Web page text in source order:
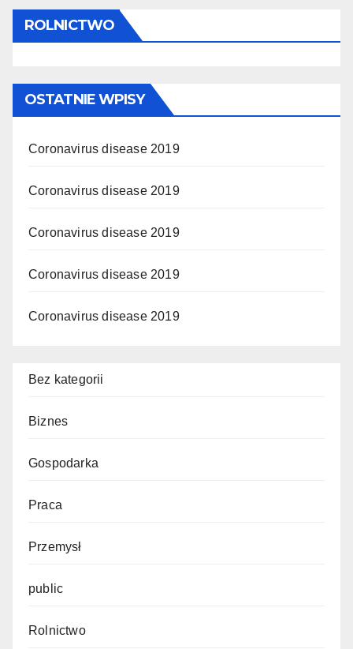
ROLNICTWO
OSTATNIE WPISY
Coronavirus disease 2019
Coronavirus disease 2019
Coronavirus disease 2019
Coronavirus disease 2019
Coronavirus disease 2019
Bez kategorii
Biznes
Gospodarka
Praca
Przemysł
public
Rolnictwo